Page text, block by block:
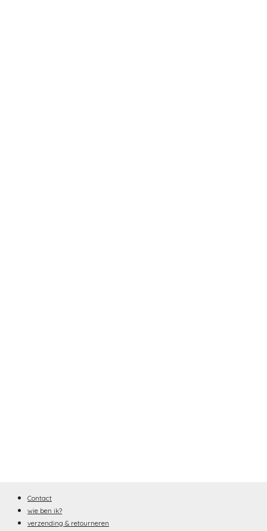
Contact
wie ben ik?
verzending & retourneren